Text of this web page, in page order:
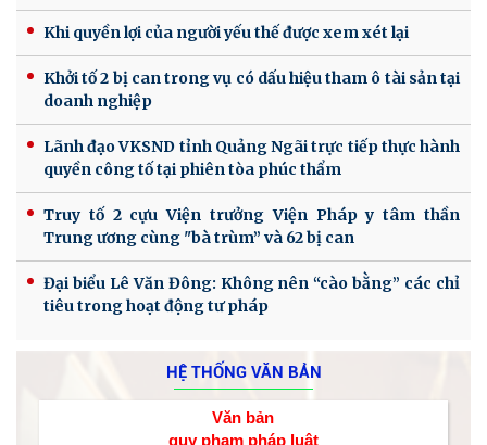
Khi quyền lợi của người yếu thế được xem xét lại
Khởi tố 2 bị can trong vụ có dấu hiệu tham ô tài sản tại
doanh nghiệp
Lãnh đạo VKSND tỉnh Quảng Ngãi trực tiếp thực hành
quyền công tố tại phiên tòa phúc thẩm
Truy tố 2 cựu Viện trưởng Viện Pháp y tâm thần
Trung ương cùng "bà trùm” và 62 bị can
Đại biểu Lê Văn Đông: Không nên “cào bằng” các chỉ
tiêu trong hoạt động tư pháp
HỆ THỐNG VĂN BẢN
Văn bản
quy phạm pháp luật